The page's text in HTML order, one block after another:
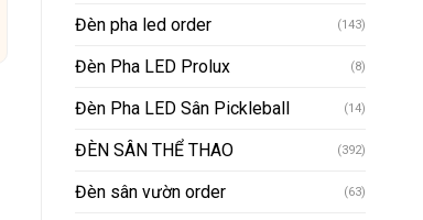
Đèn pha led order (143)
Đèn Pha LED Prolux (8)
Đèn Pha LED Sân Pickleball (14)
ĐÈN SÂN THỂ THAO (392)
Đèn sân vườn order (63)